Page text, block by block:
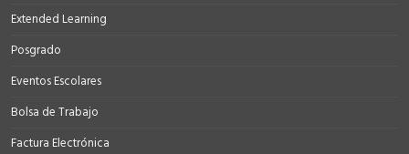
Extended Learning
Posgrado
Eventos Escolares
Bolsa de Trabajo
Factura Electrónica